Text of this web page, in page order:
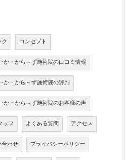
コンセプト
か・から～ず施術院の口コミ情報
か・から～ず施術院の評判
か・から～ず施術院のお客様の声
ッフ よくある質問 アクセス
合わせ プライバシーポリシー